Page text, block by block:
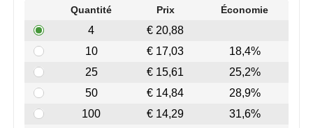
Mentos
Mepal
MiniMAX
Moleskine
Quantité Prix Économie
4
€ 20,88
10
€ 17,03
18,4%
25
€ 15,61
25,2%
50
€ 14,84
28,9%
100
€ 14,29
31,6%